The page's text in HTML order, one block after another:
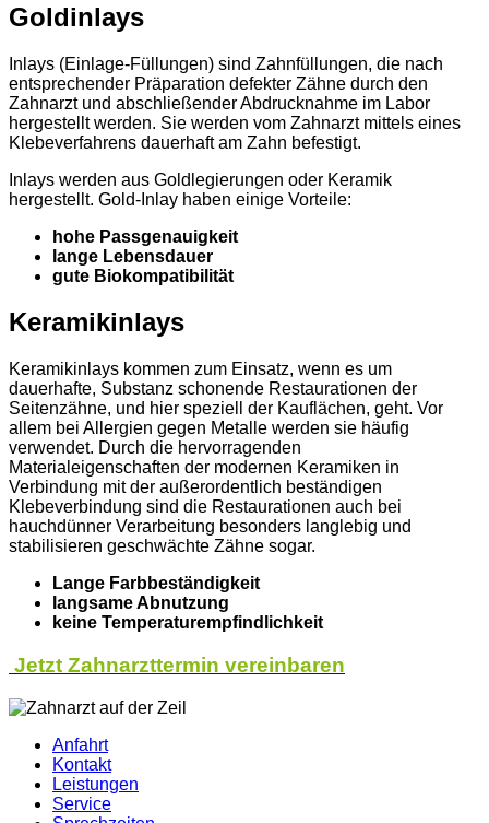
Goldinlays
Inlays (Einlage-Füllungen) sind Zahnfüllungen, die nach
entsprechender Präparation defekter Zähne durch den
Zahnarzt und abschließender Abdrucknahme im Labor
hergestellt werden. Sie werden vom Zahnarzt mittels eines
Klebeverfahrens dauerhaft am Zahn befestigt.
Inlays werden aus Goldlegierungen oder Keramik
hergestellt. Gold-Inlay haben einige Vorteile:
hohe Passgenauigkeit
lange Lebensdauer
gute Biokompatibilität
Keramikinlays
Keramikinlays kommen zum Einsatz, wenn es um
dauerhafte, Substanz schonende Restaurationen der
Seitenzähne, und hier speziell der Kauflächen, geht. Vor
allem bei Allergien gegen Metalle werden sie häufig
verwendet. Durch die hervorragenden
Materialeigenschaften der modernen Keramiken in
Verbindung mit der außerordentlich beständigen
Klebeverbindung sind die Restaurationen auch bei
hauchdünner Verarbeitung besonders langlebig und
stabilisieren geschwächte Zähne sogar.
Lange Farbbeständigkeit
langsame Abnutzung
keine Temperaturempfindlichkeit
Jetzt Zahnarzttermin vereinbaren
Anfahrt
Kontakt
Leistungen
Service